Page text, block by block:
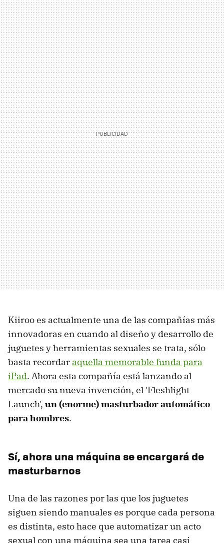
Kiiroo es actualmente una de las compañías más
innovadoras en cuando al diseño y desarrollo de
juguetes y herramientas sexuales se trata, sólo
basta recordar aquella memorable funda para
iPad. Ahora esta compañía está lanzando al
mercado su nueva invención, el 'Fleshlight
Launch', un (enorme) masturbador automático
para hombres.
Sí, ahora una máquina se encargará de
masturbarnos
Una de las razones por las que los juguetes
siguen siendo manuales es porque cada persona
es distinta, esto hace que automatizar un acto
sexual con una máquina sea una tarea casi